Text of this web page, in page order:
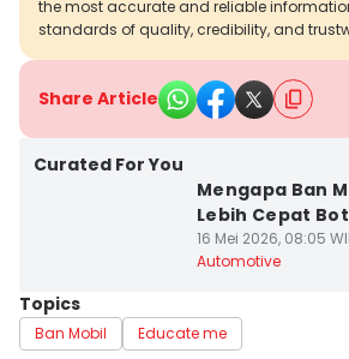
the most accurate and reliable
standards of quality, credibility, and
Share Article
Curated For You
Mengapa Ban
Lebih Cepat
16 Mei 2026, 08:05
Automotive
Topics
Ban Mobil Educate me